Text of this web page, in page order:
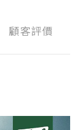
顧客評價